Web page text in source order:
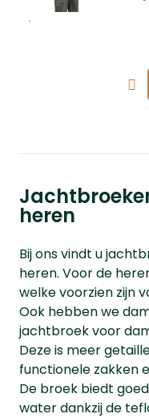
heren
Bij ons vindt u
heren. Voor de
welke voorzien zijn
Ook hebben we
jachtbroek voor
Deze is meer
functionele zakken
De broek biedt
water dankzij de